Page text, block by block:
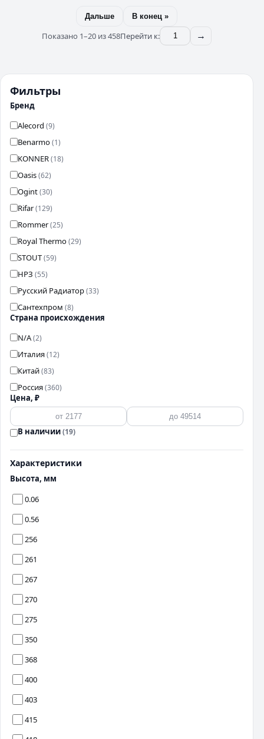
Фильтры
Бренд
Alecord (9)
Benarmo(1)
KONNER(18)
Oasis(62)
Ogint(30)
Rifar(129)
Rommer(25)
Royal Thermo(29)
STOUT(59)
НРЗ (55)
Русский Радиатор(33)
Сантехпром (8)
Страна происхождения
N/A(2)
Италия(12)
Китай(83)
Россия(360)
Цена, ₽
В наличии(19)
Характеристики
Высота, мм
0.06
0.56
256
261
267
270
275
350
368
400
403
415
Дальше В конец »
Показано 1–20 из 458Перейти к: →